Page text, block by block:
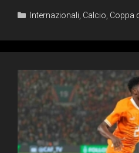
Categorie
Internazionali, Calcio, Coppa